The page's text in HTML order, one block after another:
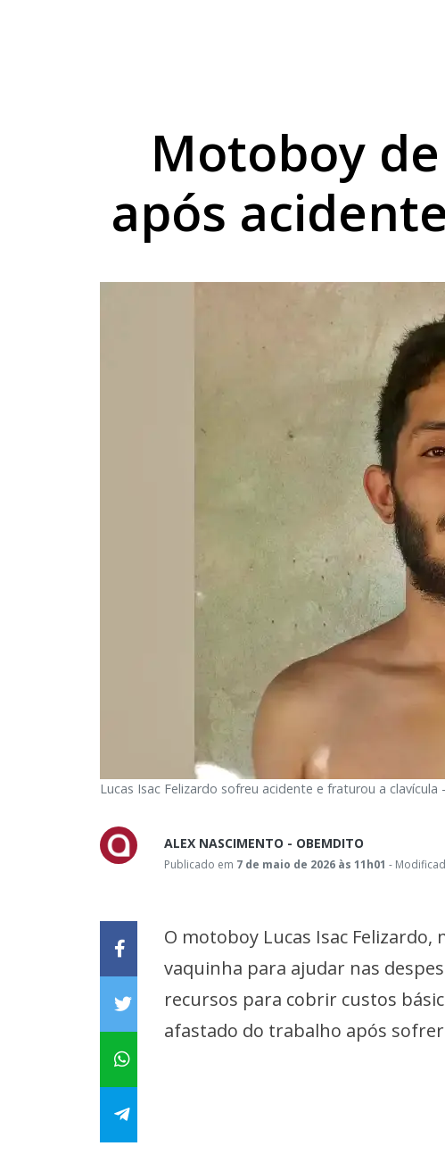
Cesta básica sobe 3,68%
Motoboy
após
Lucas Isac Felizardo sofreu acidente e fraturou a clavícula
ALEX NASCIMENTO - OBEMDITO
Publicado em 7 de maio de 2026 às 11h01 -
O motoboy Lucas Isac
vaquinha para ajudar nas
recursos para cobrir custos
afastado do trabalho após